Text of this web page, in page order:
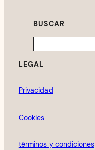
BUSCAR
LEGAL
Privacidad
Cookies
términos y condiciones